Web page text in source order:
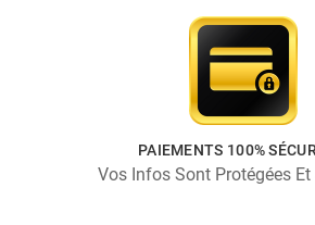
PAIEMENTS 100%
Vos Infos Sont Protégées Et